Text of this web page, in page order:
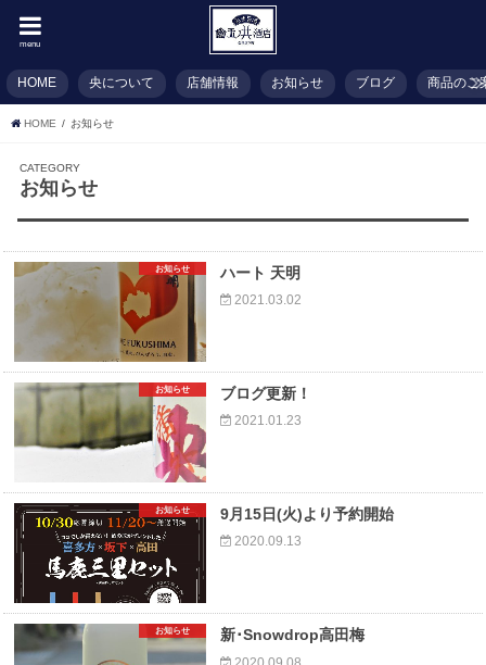
menu
HOME 央について 店舗情報 お知らせ ブログ 商品のご
HOME お知らせ
CATEGORY
お知らせ
お知らせ ハート 天明
2021.03.02
お知らせ ブログ更新！
2021.01.23
お知らせ 9月15日(火)より予約開始
2020.09.13
お知らせ 新･Snowdrop高田梅
2020.09.08